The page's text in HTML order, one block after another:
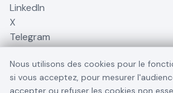
LinkedIn
X
Telegram
Nous utilisons des cookies pour le
si vous acceptez, pour mesurer
accepter ou refuser les cookies non